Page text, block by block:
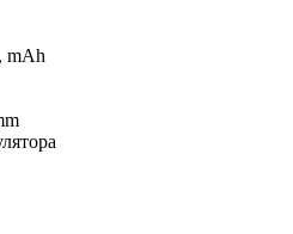
mAh